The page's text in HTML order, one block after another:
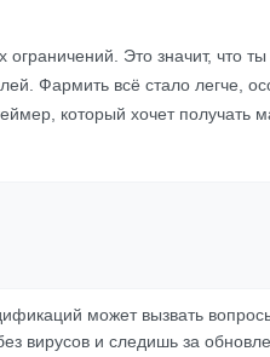
ограничений. Это значит, что
Фармить всё стало легче,
который хочет получать
может вызвать
вирусов и следишь за